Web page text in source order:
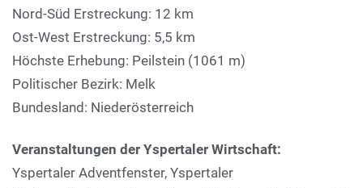
Nord-Süd Erstreckung: 12 km
Ost-West Erstreckung: 5,5 km
Höchste Erhebung: Peilstein (1061 m)
Politischer Bezirk: Melk
Bundesland: Niederösterreich
Veranstaltungen der Yspertaler Wirtschaft:
Yspertaler Adventfenster, Yspertaler